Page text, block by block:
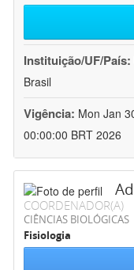
Instituição/UF/País:
Brasil
Vigência: Mon Jan
00:00:00 BRT 2026
COORDENADOR(A)
CIÊNCIAS BIOLÓGICAS
Fisiologia